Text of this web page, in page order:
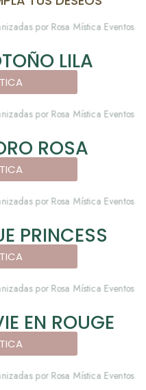
LILA
ROSA
PRINCESS
EN ROUGE